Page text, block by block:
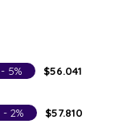
- 5% $56.041
- 2% $57.810